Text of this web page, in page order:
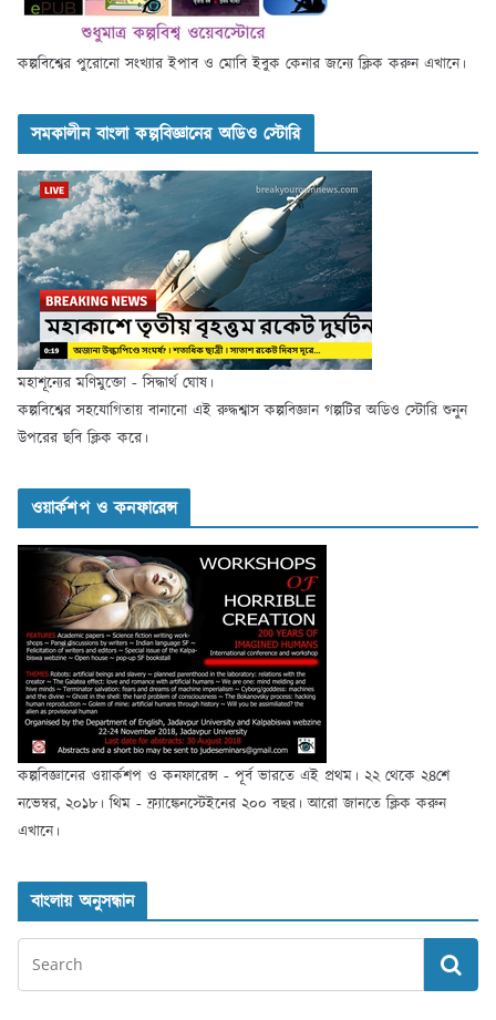
কল্পবিশ্বের পুরোনো সংখ্যার ইপাব ও মোবি ইবুক কেনার জন্যে ক্লিক করুন এখানে।
সমকালীন বাংলা কল্পবিজ্ঞানের অডিও স্টোরি
মহাশূন্যের মণিমুক্তো - সিদ্ধার্থ ঘোষ।
কল্পবিশ্বের সহযোগিতায় বানানো এই রুদ্ধশ্বাস কল্পবিজ্ঞান গল্পটির অডিও স্টোরি শুনুন
উপরের ছবি ক্লিক করে।
ওয়ার্কশপ ও কনফারেন্স
কল্পবিজ্ঞানের ওয়ার্কশপ ও কনফারেন্স - পূর্ব ভারতে এই প্রথম। ২২ থেকে ২৪শে
নভেম্বর, ২০১৮। থিম - ফ্র্যাঙ্কেনস্টেইনের ২০০ বছর। আরো জানতে ক্লিক করুন
এখানে।
বাংলায় অনুসন্ধান